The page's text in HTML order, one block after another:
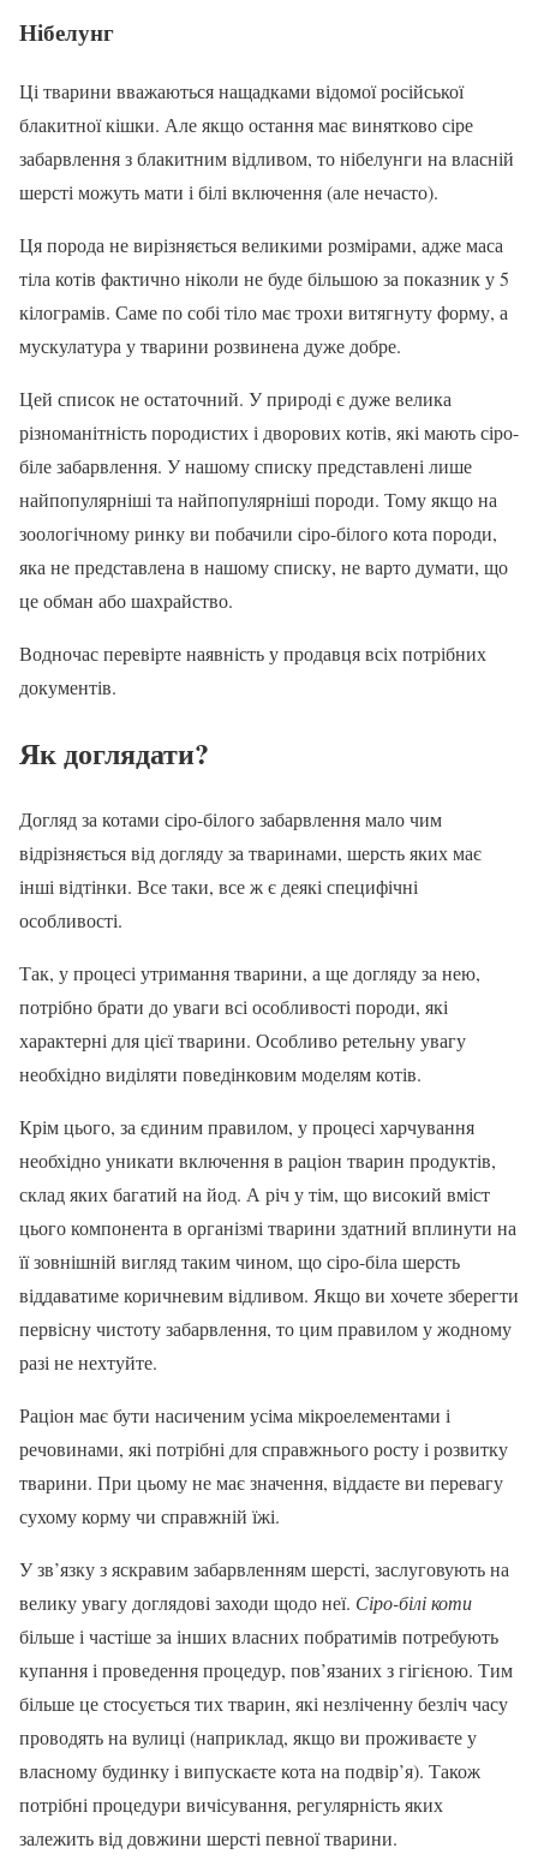
Нібелунг
Ці тварини вважаються нащадками відомої російської
блакитної кішки. Але якщо остання має винятково сіре
забарвлення з блакитним відливом, то нібелунги на власній
шерсті можуть мати і білі включення (але нечасто).
Ця порода не вирізняється великими розмірами, адже маса
тіла котів фактично ніколи не буде більшою за показник у 5
кілограмів. Саме по собі тіло має трохи витягнуту форму, а
мускулатура у тварини розвинена дуже добре.
Цей список не остаточний. У природі є дуже велика
різноманітність породистих і дворових котів, які мають сіро-
біле забарвлення. У нашому списку представлені лише
найпопулярніші та найпопулярніші породи. Тому якщо на
зоологічному ринку ви побачили сіро-білого кота породи,
яка не представлена в нашому списку, не варто думати, що
це обман або шахрайство.
Водночас перевірте наявність у продавця всіх потрібних
документів.
Як доглядати?
Догляд за котами сіро-білого забарвлення мало чим
відрізняється від догляду за тваринами, шерсть яких має
інші відтінки. Все таки, все ж є деякі специфічні
особливості.
Так, у процесі утримання тварини, а ще догляду за нею,
потрібно брати до уваги всі особливості породи, які
характерні для цієї тварини. Особливо ретельну увагу
необхідно виділяти поведінковим моделям котів.
Крім цього, за єдиним правилом, у процесі харчування
необхідно уникати включення в раціон тварин продуктів,
склад яких багатий на йод. А річ у тім, що високий вміст
цього компонента в організмі тварини здатний вплинути на
її зовнішній вигляд таким чином, що сіро-біла шерсть
віддаватиме коричневим відливом. Якщо ви хочете зберегти
первісну чистоту забарвлення, то цим правилом у жодному
разі не нехтуйте.
Раціон має бути насиченим усіма мікроелементами і
речовинами, які потрібні для справжнього росту і розвитку
тварини. При цьому не має значення, віддаєте ви перевагу
сухому корму чи справжній їжі.
У зв’язку з яскравим забарвленням шерсті, заслуговують на
велику увагу доглядові заходи щодо неї. Сіро-білі коти
більше і частіше за інших власних побратимів потребують
купання і проведення процедур, пов’язаних з гігієною. Тим
більше це стосується тих тварин, які незліченну безліч часу
проводять на вулиці (наприклад, якщо ви проживаєте у
власному будинку і випускаєте кота на подвір’я). Також
потрібні процедури вичісування, регулярність яких
залежить від довжини шерсті певної тварини.